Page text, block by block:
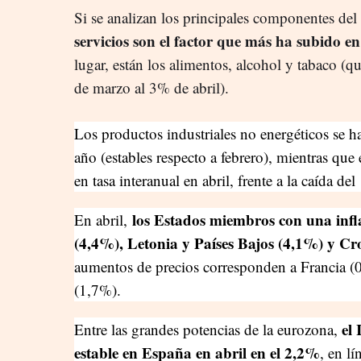
Si se analizan los principales componentes
servicios son el factor que más ha subido
lugar, están los alimentos, alcohol y tabaco
de marzo al 3% de abril).
Los productos industriales no energéticos se
año (estables respecto a febrero), mientras
en tasa interanual en abril, frente a la caída
En abril, los Estados miembros con una
(4,4%), Letonia y Países Bajos (4,1%) y
aumentos de precios corresponden a
(1,7%).
Entre las grandes potencias de la eurozona, el
estable en España en abril en el 2,2%, en